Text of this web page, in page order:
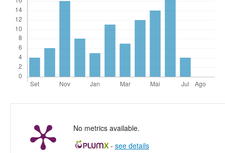
No metrics available.
- see details